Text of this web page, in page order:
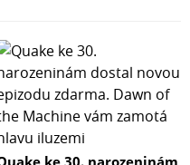
ke 30. narozeninám